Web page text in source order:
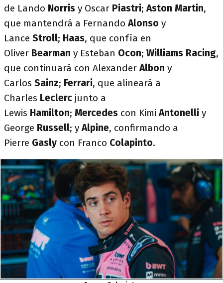
de Lando Norris y Oscar Piastri;Aston Martin,
que mantendrá a FernandoAlonso y
Lance Stroll; Haas, que confía en
Oliver Bearman y Esteban Ocon; Williams Racing,
que continuará con AlexanderAlbon y
Carlos Sainz; Ferrari, que alineará a
Charles Leclerc junto a
Lewis Hamilton; Mercedes con KimiAntonelli y
George Russell; yAlpine, confirmando a
Pierre Gasly con Franco Colapinto.